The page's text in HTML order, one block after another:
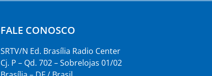
FALE CONOSCO
SRTV/N Ed. Brasília Radio Center
Cj. P – Qd. 702 – Sobrelojas 01/02